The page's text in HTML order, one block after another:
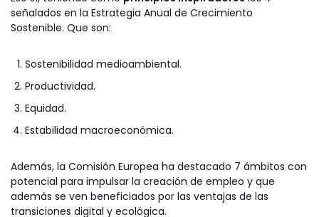
señalados en la Estrategia Anual de Crecimiento
Sostenible. Que son:
Sostenibilidad medioambiental.
Productividad.
Equidad.
Estabilidad macroeconómica.
Además, la Comisión Europea ha destacado 7 ámbitos con
potencial para impulsar la creación de empleo y que
además se ven beneficiados por las ventajas de las
transiciones digital y ecológica.